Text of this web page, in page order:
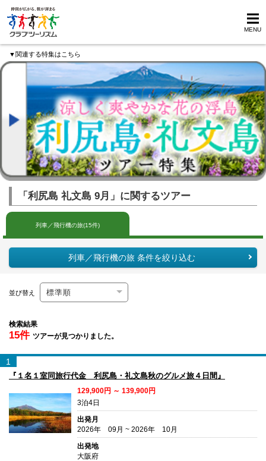
MENU
▼関連する特集はこちら
「利尻島 礼文島 9月」に関するツアー
列車／飛行機の旅(15件)
列車／飛行機の旅 条件を絞り込む
並び替え
検索結果
15件 ツアーが見つかりました。
1
『１名１室同旅行代金 利尻島・礼文島秋のグルメ旅４日間』
129,900円 ～ 139,900円
3泊4日
出発月
2026年 09月 ~ 2026年 10月
出発地
大阪府